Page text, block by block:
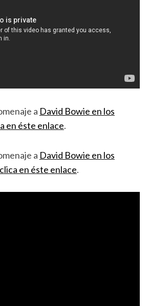
a David Bowie en los
en éste enlace.
a David Bowie en los
en éste enlace.